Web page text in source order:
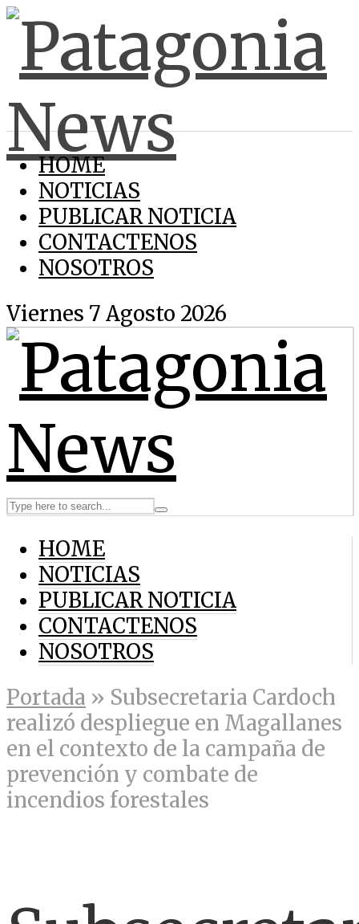
HOME
NOTICIAS
PUBLICAR NOTICIA
CONTACTENOS
NOSOTROS
Viernes 7 Agosto 2026
HOME
NOTICIAS
PUBLICAR NOTICIA
CONTACTENOS
NOSOTROS
Portada » Subsecretaria Cardoch
realizó despliegue en Magallanes
en el contexto de la campaña de
prevención y combate de
incendios forestales